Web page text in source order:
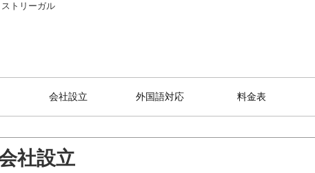
トリーガル
会社設立 外国語対応 料金表
社設立